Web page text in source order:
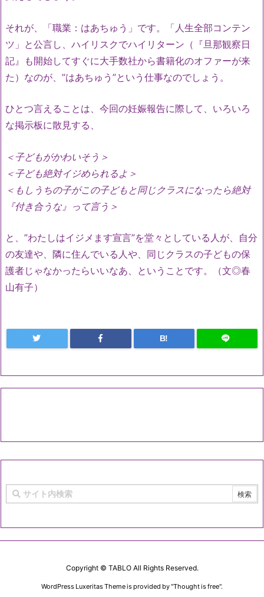
それが、「職業：はあちゅう」です。「人生全部コンテン
ツ」と公言し、ハイリスクでハイリターン（『旦那観察日
記』も開始してすぐに大手数社から書籍化のオファーが来
た）なのが、”はあちゅう”という仕事なのでしょう。
ひとつ言えることは、今回の妊娠報告に際して、いろいろ
な掲示板に散見する、
＜子どもがかわいそう＞
＜子ども絶対イジめられるよ＞
＜もしうちの子がこの子どもと同じクラスになったら絶対
『付き合うな』って言う＞
と、”わたしはイジメます宣言”を堂々としている人が、自分
の友達や、隣に住んでいる人や、同じクラスの子どもの保
護者じゃなかったらいいなあ、ということです。（文◎春
山有子）
B!
Copyright © TABLOAll Rights Reserved.
WordPress Luxeritas Theme is provided by "Thought is free".